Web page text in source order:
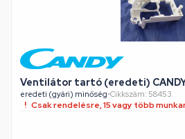
Ventilátor tartó (eredeti)
eredeti (gyári) minőség•Cikkszám: 58453
Csak rendelésre, 15 vagy több